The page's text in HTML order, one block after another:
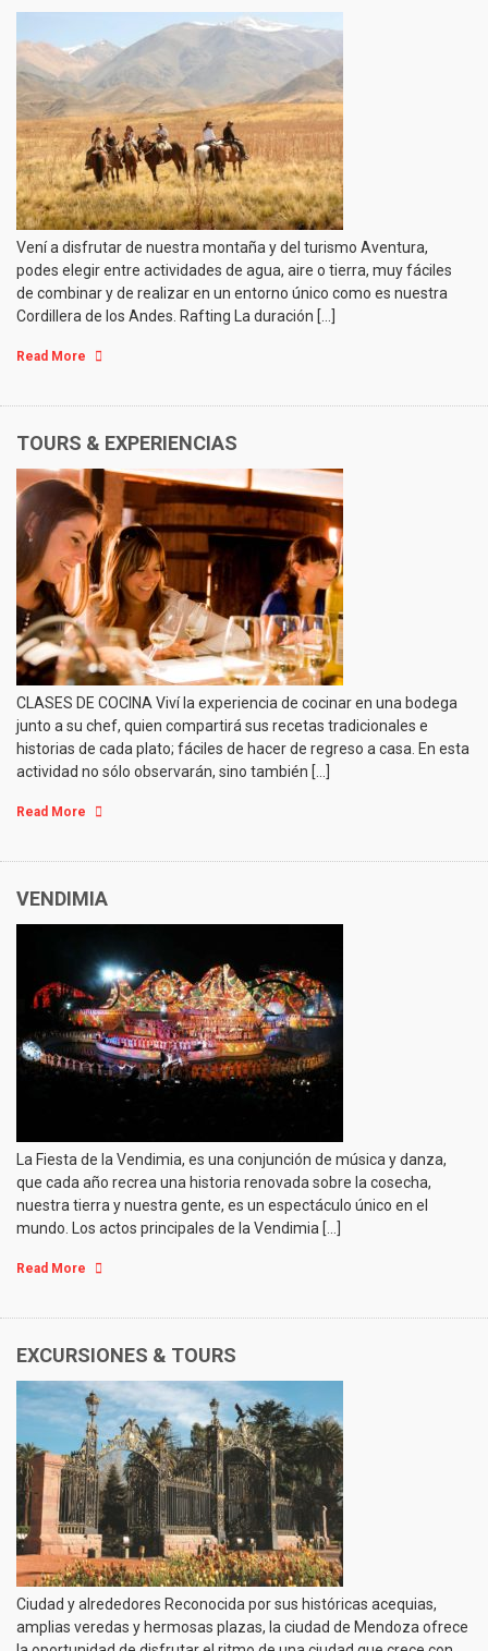
Vení a disfrutar de nuestra montaña y del turismo Aventura,
podes elegir entre actividades de agua, aire o tierra, muy fáciles
de combinar y de realizar en un entorno único como es nuestra
Cordillera de los Andes. Rafting La duración […]
Read More
TOURS & EXPERIENCIAS
CLASES DE COCINA Viví la experiencia de cocinar en una bodega
junto a su chef, quien compartirá sus recetas tradicionales e
historias de cada plato; fáciles de hacer de regreso a casa. En esta
actividad no sólo observarán, sino también […]
Read More
VENDIMIA
La Fiesta de la Vendimia, es una conjunción de música y danza,
que cada año recrea una historia renovada sobre la cosecha,
nuestra tierra y nuestra gente, es un espectáculo único en el
mundo. Los actos principales de la Vendimia […]
Read More
EXCURSIONES & TOURS
Ciudad y alrededores Reconocida por sus históricas acequias,
amplias veredas y hermosas plazas, la ciudad de Mendoza ofrece